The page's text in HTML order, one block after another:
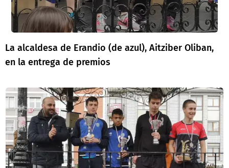
La alcaldesa de Erandio (de azul), Aitziber Oliban,
en la entrega de premios